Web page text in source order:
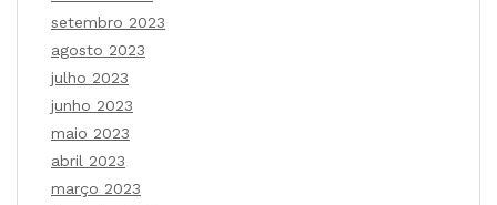
setembro 2023
agosto 2023
julho 2023
junho 2023
maio 2023
abril 2023
março 2023